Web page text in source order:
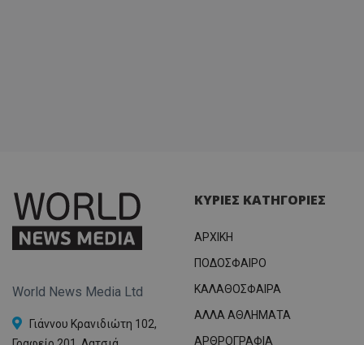
World News Media Ltd
Γιάννου Κρανιδιώτη 102,
ΚΥΡΙΕΣ ΚΑΤΗΓΟΡΙΕΣ
ΑΡΧΙΚΗ
ΠΟΔΟΣΦΑΙΡΟ
ΚΑΛΑΘΟΣΦΑΙΡΑ
ΑΛΛΑ ΑΘΛΗΜΑΤΑ
ΑΡΘΡΟΓΡΑΦΙΑ